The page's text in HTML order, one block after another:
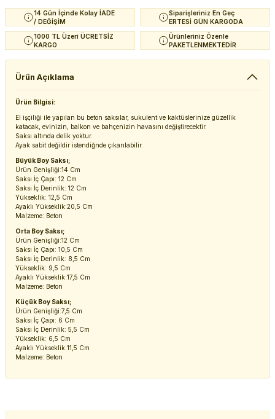
14 Gün İçinde Kolay İADE
/ DEĞİŞİM
Siparişleriniz En Geç
ERTESİ GÜN KARGODA
1000 TL Üzeri ÜCRETSİZ
KARGO
Ürünleriniz Özenle
PAKETLENMEKTEDİR
Ürün Açıklama
Ürün Bilgisi:
El işçiliği ile yapılan bu beton saksılar, sukulent ve kaktüslerinize güzellik
katacak, evinizin, balkon ve bahçenizin havasını değiştirecektir.
Saksı altında delik yoktur.
Ayak sabit değildir istendiğnde çıkarılabilir.
Büyük Boy Saksı;
Ürün Genişliği:14 Cm
Saksı İç Çapı: 12 Cm
Saksı İç Derinlik: 12 Cm
Yükseklik: 12,5 Cm
Ayaklı Yükseklik:20,5 Cm
Malzeme: Beton
Orta Boy Saksı;
Ürün Genişliği:12 Cm
Saksı İç Çapı: 10,5 Cm
Saksı İç Derinlik: 8,5 Cm
Yükseklik: 9,5 Cm
Ayaklı Yükseklik:17,5 Cm
Malzeme: Beton
Küçük Boy Saksı;
Ürün Genişliği:7,5 Cm
Saksı İç Çapı: 6 Cm
Saksı İç Derinlik: 5,5 Cm
Yükseklik: 6,5 Cm
Ayaklı Yükseklik:11,5 Cm
Malzeme: Beton